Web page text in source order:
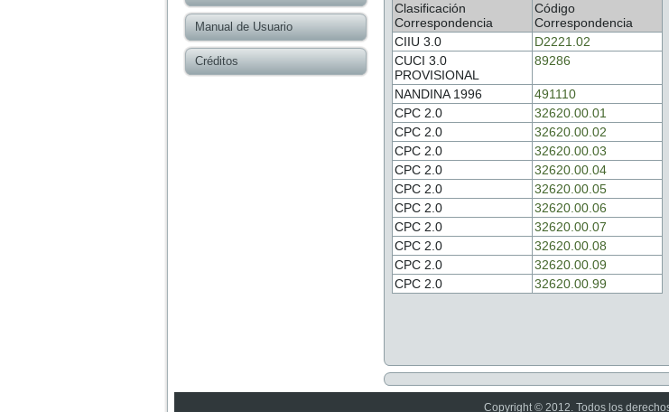
Manual de Usuario
Créditos
Clasificación
Correspondencia
Código
Correspondencia
CIIU 3.0
D2221.02
CUCI 3.0
PROVISIONAL
89286
NANDINA 1996
491110
CPC 2.0
32620.00.01
CPC 2.0
32620.00.02
CPC 2.0
32620.00.03
CPC 2.0
32620.00.04
CPC 2.0
32620.00.05
CPC 2.0
32620.00.06
CPC 2.0
32620.00.07
CPC 2.0
32620.00.08
CPC 2.0
32620.00.09
CPC 2.0
32620.00.99
Copyright © 2012. Todos los